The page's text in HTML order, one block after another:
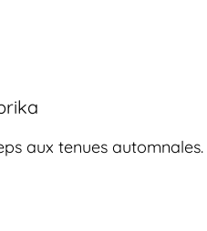
aux tenues automnales.